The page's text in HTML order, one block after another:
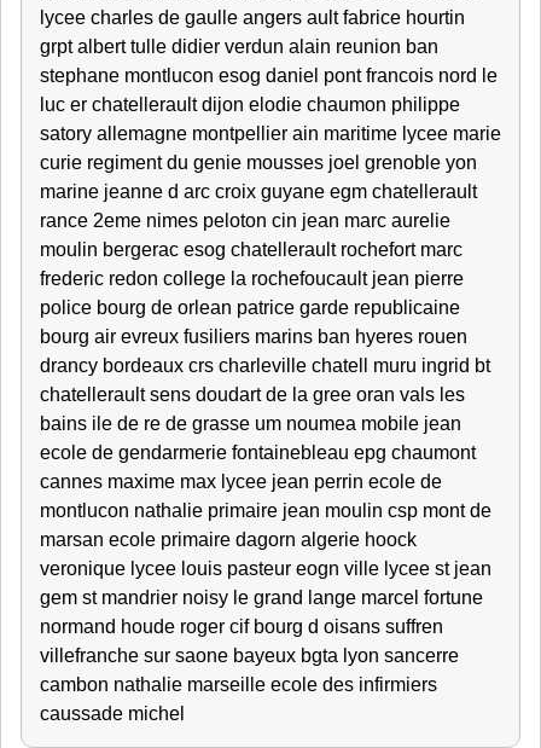
lycee charles de gaulle angers ault fabrice hourtin
grpt albert tulle didier verdun alain reunion ban
stephane montlucon esog daniel pont francois nord le
luc er chatellerault dijon elodie chaumon philippe
satory allemagne montpellier ain maritime lycee marie
curie regiment du genie mousses joel grenoble yon
marine jeanne d arc croix guyane egm chatellerault
rance 2eme nimes peloton cin jean marc aurelie
moulin bergerac esog chatellerault rochefort marc
frederic redon college la rochefoucault jean pierre
police bourg de orlean patrice garde republicaine
bourg air evreux fusiliers marins ban hyeres rouen
drancy bordeaux crs charleville chatell muru ingrid bt
chatellerault sens doudart de la gree oran vals les
bains ile de re de grasse um noumea mobile jean
ecole de gendarmerie fontainebleau epg chaumont
cannes maxime max lycee jean perrin ecole de
montlucon nathalie primaire jean moulin csp mont de
marsan ecole primaire dagorn algerie hoock
veronique lycee louis pasteur eogn ville lycee st jean
gem st mandrier noisy le grand lange marcel fortune
normand houde roger cif bourg d oisans suffren
villefranche sur saone bayeux bgta lyon sancerre
cambon nathalie marseille ecole des infirmiers
caussade michel